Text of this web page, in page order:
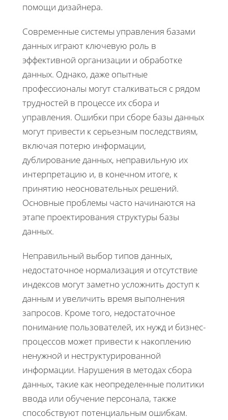
помощи дизайнера.
Современные системы управления базами
данных играют ключевую роль в
эффективной организации и обработке
данных. Однако, даже опытные
профессионалы могут сталкиваться с рядом
трудностей в процессе их сбора и
управления. Ошибки при сборе базы данных
могут привести к серьезным последствиям,
включая потерю информации,
дублирование данных, неправильную их
интерпретацию и, в конечном итоге, к
принятию неосновательных решений.
Основные проблемы часто начинаются на
этапе проектирования структуры базы
данных.
Неправильный выбор типов данных,
недостаточное нормализация и отсутствие
индексов могут заметно усложнить доступ к
данным и увеличить время выполнения
запросов. Кроме того, недостаточное
понимание пользователей, их нужд и бизнес-
процессов может привести к накоплению
ненужной и неструктурированной
информации. Нарушения в методах сбора
данных, такие как неопределенные политики
ввода или обучение персонала, также
способствуют потенциальным ошибкам.